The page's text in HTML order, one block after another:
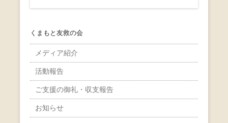
くまもと友救の会
メディア紹介
活動報告
ご支援の御礼・収支報告
お知らせ